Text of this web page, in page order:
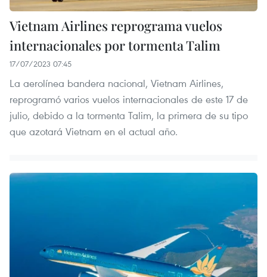
Vietnam Airlines reprograma vuelos
internacionales por tormenta Talim
17/07/2023 07:45
La aerolínea bandera nacional, Vietnam Airlines,
reprogramó varios vuelos internacionales de este 17 de
julio, debido a la tormenta Talim, la primera de su tipo
que azotará Vietnam en el actual año.